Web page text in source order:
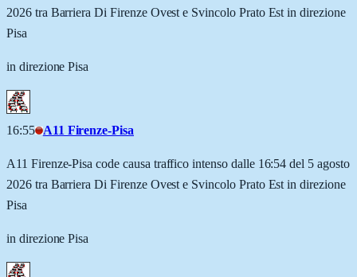
2026 tra Barriera Di Firenze Ovest e Svincolo Prato Est in direzione
Pisa
in direzione Pisa
16:55 A11 Firenze-Pisa
A11 Firenze-Pisa code causa traffico intenso dalle 16:54 del 5 agosto
2026 tra Barriera Di Firenze Ovest e Svincolo Prato Est in direzione
Pisa
in direzione Pisa